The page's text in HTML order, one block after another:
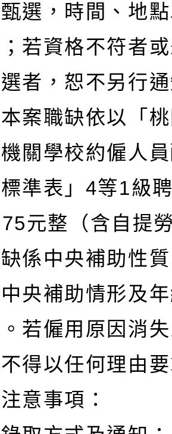
選，時間、地
若資格不符者
者，恕不另行
案職缺依以「
關學校約僱人
準表」4等1級
元整（含自提
係中央補助性
央補助情形及
若僱用原因消
得以任何理由
意事項：